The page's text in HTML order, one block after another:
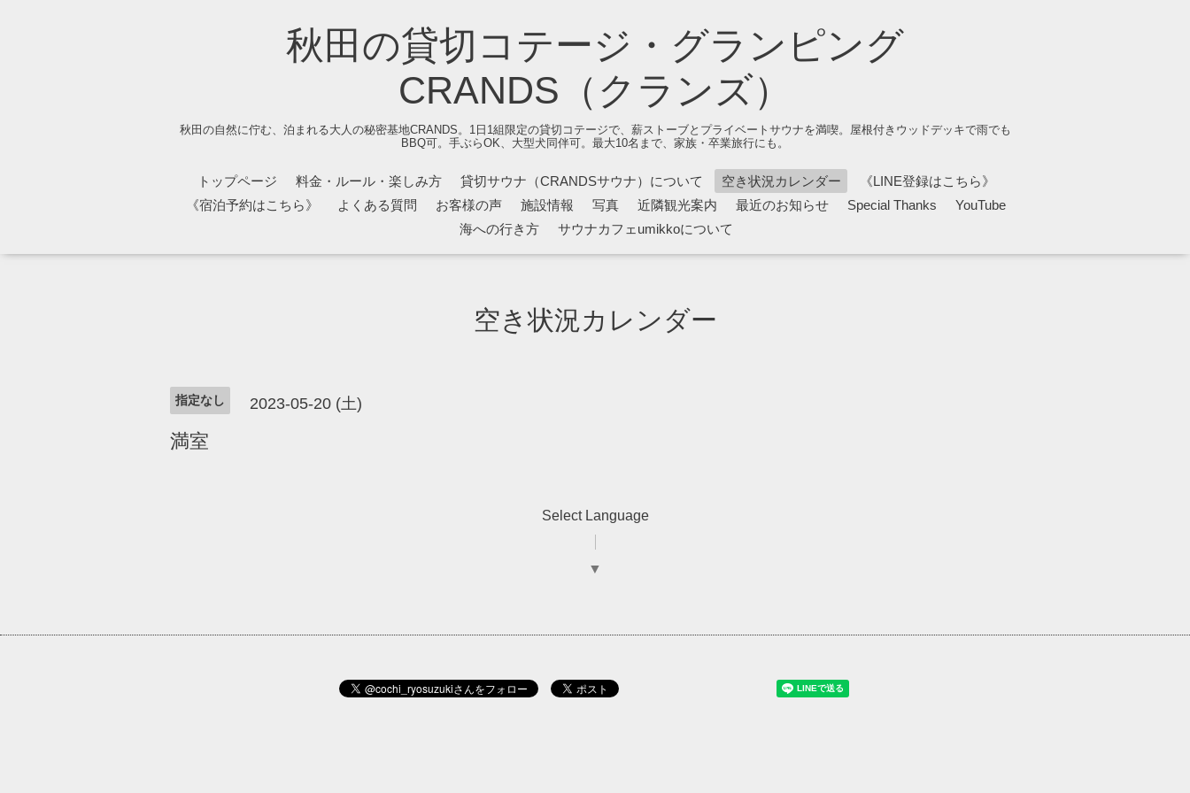
秋田の貸切コテージ・グランピング
CRANDS（クランズ）
秋田の自然に佇む、泊まれる大人の秘密基地CRANDS。1日1組限定の貸切コテージで、薪ストーブとプライベートサウナを満喫。屋根付きウッドデッキで雨でも
BBQ可。手ぶらOK、大型犬同伴可。最大10名まで、家族・卒業旅行にも。
トップページ 料金・ルール・楽しみ方 貸切サウナ（CRANDSサウナ）について 空き状況カレンダー
《LINE登録はこちら》
《宿泊予約はこちら》
よくある質問 お客様の声 施設情報 写真 近隣観光案内 最近のお知らせ Special Thanks
YouTube
海への行き方
サウナカフェumikkoについて
空き状況カレンダー
指定なし 2023-05-20 (土)
満室
Select Language
▼